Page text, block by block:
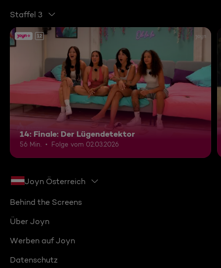
Staffel 3
12
14: Finale: Der Lügendetektor
56 Min. Folge vom 02.03.2026
Joyn Österreich
Behind the Screens
Über Joyn
Werben auf Joyn
Datenschutz